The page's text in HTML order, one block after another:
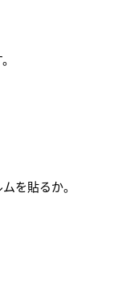
を貼るか。